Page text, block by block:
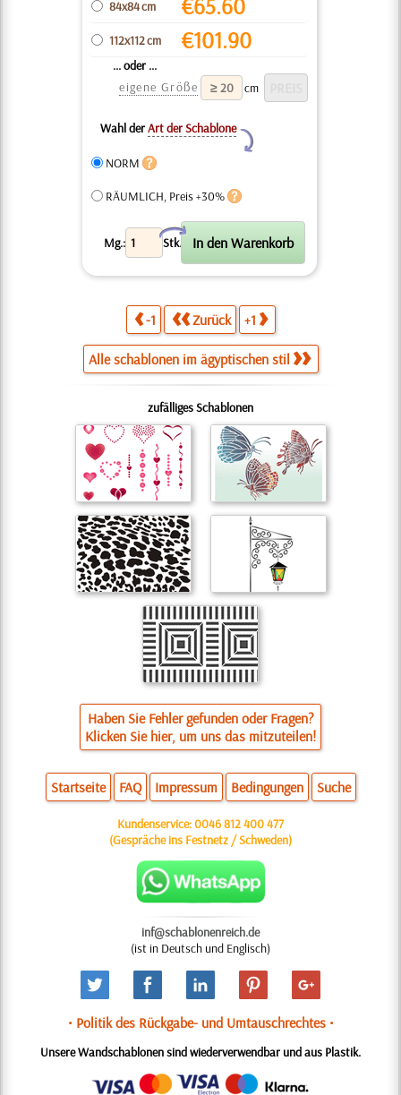
84x84 cm €65.60
112x112 cm €101.90
... oder ...
eigene Größe
cm
Wahl derArt der Schablone
Y
NORM
RÄUMLICH, Preis +30%
Mg.: Stk.
X
-1 Zurück +1
Alle schablonen im ägyptischen stil
zufälliges Schablonen
Haben Sie Fehler gefunden oder Fragen?
Klicken Sie hier, um uns das mitzuteilen!
Startseite FAQ Impressum Bedingungen Suche
Kundenservice:0046 812 400 477
(Gespräche ins Festnetz / Schweden)
inf@schablonenreich.de
(ist in Deutsch und Englisch)
• Politik des Rückgabe- und Umtauschrechtes •
Unsere Wandschablonen sind wiederverwendbar und aus Plastik.